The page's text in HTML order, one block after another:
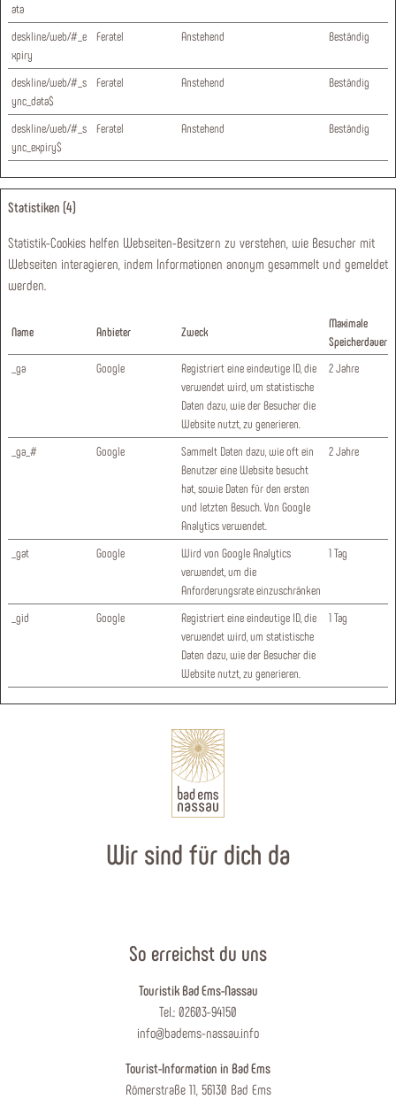
ata
deskline/web/#_e
xpiry
Feratel Anstehend Beständig
deskline/web/#_s
ync_data$
Feratel Anstehend Beständig
deskline/web/#_s
ync_expiry$
Feratel Anstehend Beständig
Statistiken (4)
Statistik-Cookies helfen Webseiten-Besitzern zu verstehen, wie Besucher mit
Webseiten interagieren, indem Informationen anonym gesammelt und gemeldet
werden.
Name Anbieter Zweck
Maximale
Speicherdauer
_ga
Google
Registriert eine eindeutige ID, die
verwendet wird, um statistische
Daten dazu, wie der Besucher die
Website nutzt, zu generieren.
2 Jahre
_ga_# Google
Sammelt Daten dazu, wie oft ein
Benutzer eine Website besucht
hat, sowie Daten für den ersten
und letzten Besuch. Von Google
Analytics verwendet.
2 Jahre
_gat Google
Wird von Google Analytics
verwendet, um die
Anforderungsrate einzuschränken
1 Tag
_gid Google
Registriert eine eindeutige ID, die
verwendet wird, um statistische
Daten dazu, wie der Besucher die
Website nutzt, zu generieren.
1 Tag
Wir sind für dich da
So erreichst du uns
Touristik Bad Ems-Nassau
Tel.: 02603-94150
info@badems-nassau.info
Tourist-Information in Bad Ems
Römerstraße 11, 56130 Bad Ems